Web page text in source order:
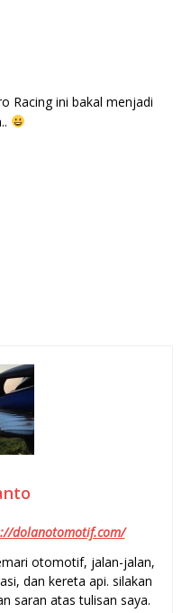
Racing ini bakal menjadi
dolanotomotif.com/
otomotif, jalan-jalan,
dan kereta api. silakan
saran atas tulisan saya.